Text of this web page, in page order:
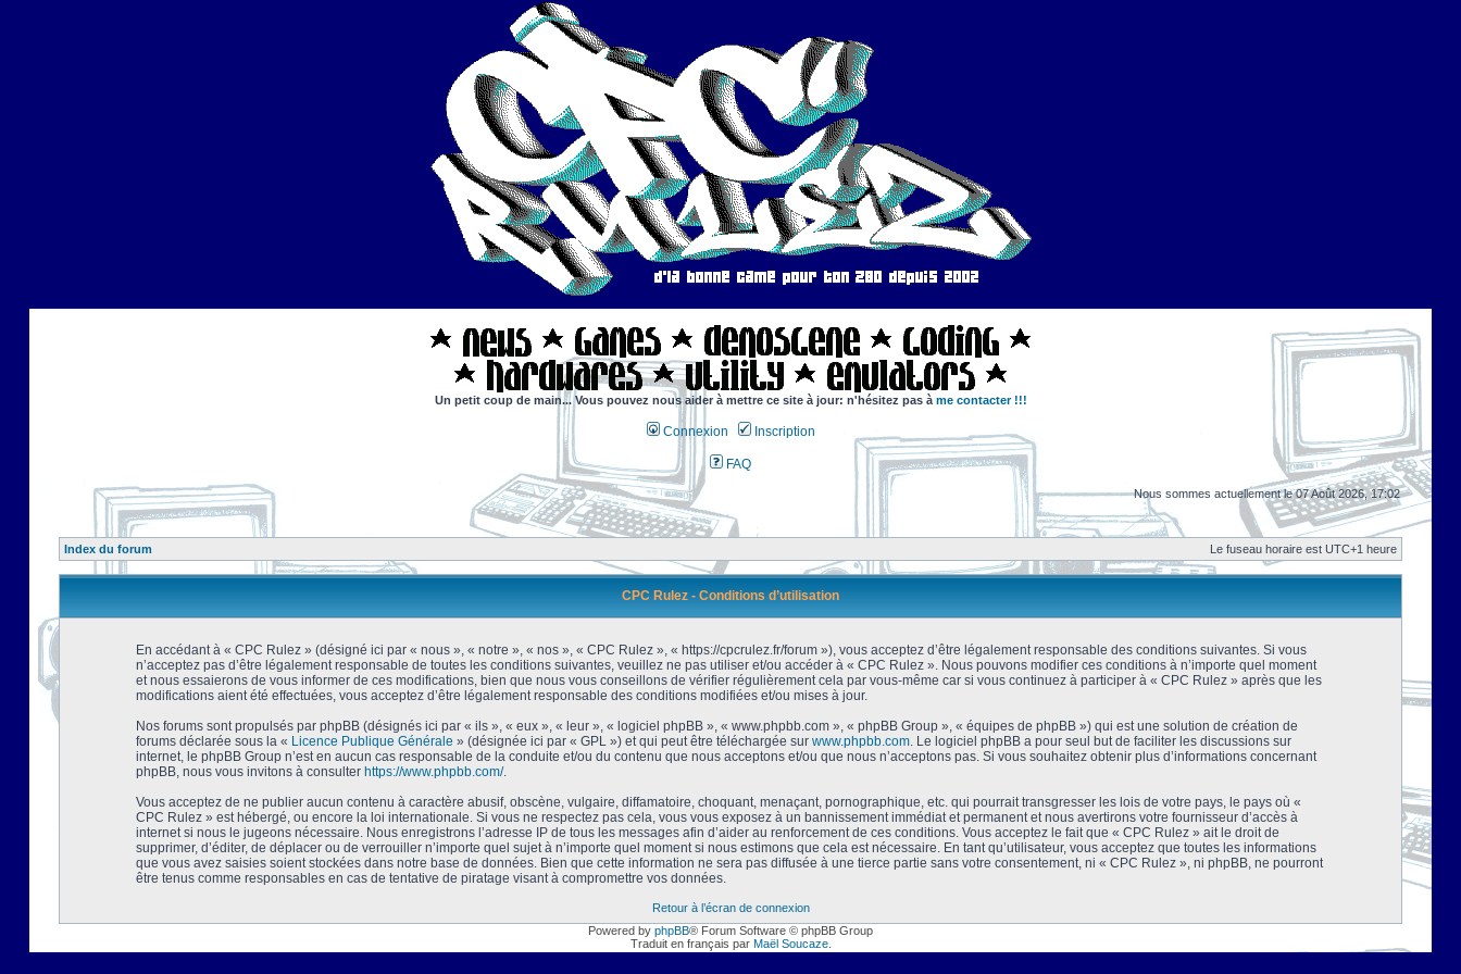
Un petit coup de main... Vous pouvez nous aider à mettre ce site à jour: n'hésitez pas à me contacter !!!
Connexion Inscription
FAQ
Nous sommes actuellement le 07 Août 2026, 17:02
Index du forum Le fuseau horaire est UTC+1 heure
CPC Rulez - Conditions d’utilisation
En accédant à « CPC Rulez » (désigné ici par « nous », « notre », « nos », « CPC Rulez », « https://cpcrulez.fr/forum »), vous acceptez d’être légalement responsable des conditions suivantes. Si vous
n’acceptez pas d’être légalement responsable de toutes les conditions suivantes, veuillez ne pas utiliser et/ou accéder à « CPC Rulez ». Nous pouvons modifier ces conditions à n’importe quel moment
et nous essaierons de vous informer de ces modifications, bien que nous vous conseillons de vérifier régulièrement cela par vous-même car si vous continuez à participer à « CPC Rulez » après que les
modifications aient été effectuées, vous acceptez d’être légalement responsable des conditions modifiées et/ou mises à jour.
Nos forums sont propulsés par phpBB (désignés ici par « ils », « eux », « leur », « logiciel phpBB », « www.phpbb.com », « phpBB Group », « équipes de phpBB ») qui est une solution de création de
forums déclarée sous la « Licence Publique Générale » (désignée ici par « GPL ») et qui peut être téléchargée sur www.phpbb.com. Le logiciel phpBB a pour seul but de faciliter les discussions sur
internet, le phpBB Group n’est en aucun cas responsable de la conduite et/ou du contenu que nous acceptons et/ou que nous n’acceptons pas. Si vous souhaitez obtenir plus d’informations concernant
phpBB, nous vous invitons à consulter https://www.phpbb.com/.
Vous acceptez de ne publier aucun contenu à caractère abusif, obscène, vulgaire, diffamatoire, choquant, menaçant, pornographique, etc. qui pourrait transgresser les lois de votre pays, le pays où «
CPC Rulez » est hébergé, ou encore la loi internationale. Si vous ne respectez pas cela, vous vous exposez à un bannissement immédiat et permanent et nous avertirons votre fournisseur d’accès à
internet si nous le jugeons nécessaire. Nous enregistrons l’adresse IP de tous les messages afin d’aider au renforcement de ces conditions. Vous acceptez le fait que « CPC Rulez » ait le droit de
supprimer, d’éditer, de déplacer ou de verrouiller n’importe quel sujet à n’importe quel moment si nous estimons que cela est nécessaire. En tant qu’utilisateur, vous acceptez que toutes les informations
que vous avez saisies soient stockées dans notre base de données. Bien que cette information ne sera pas diffusée à une tierce partie sans votre consentement, ni « CPC Rulez », ni phpBB, ne pourront
être tenus comme responsables en cas de tentative de piratage visant à compromettre vos données.
Retour à l’écran de connexion
Powered by phpBB® Forum Software © phpBB Group
Traduit en français par Maël Soucaze.